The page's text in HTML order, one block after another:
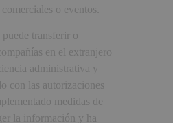
o eventos.
transferir o
en el extranjero
administrativa y
con las autorizaciones
medidas de
la información y ha